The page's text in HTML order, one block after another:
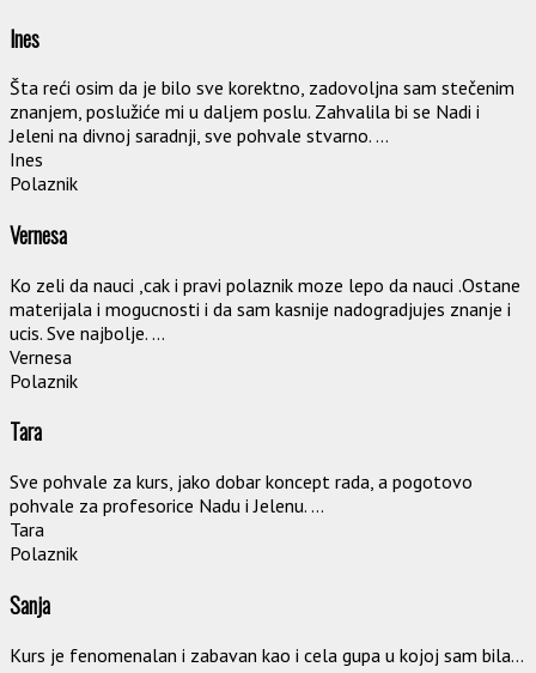
Ines
Šta reći osim da je bilo sve korektno, zadovoljna sam stečenim
znanjem, poslužiće mi u daljem poslu. Zahvalila bi se Nadi i
Jeleni na divnoj saradnji, sve pohvale stvarno. ...
Ines
Polaznik
Vernesa
Ko zeli da nauci ,cak i pravi polaznik moze lepo da nauci .Ostane
materijala i mogucnosti i da sam kasnije nadogradjujes znanje i
ucis. Sve najbolje. ...
Vernesa
Polaznik
Tara
Sve pohvale za kurs, jako dobar koncept rada, a pogotovo
pohvale za profesorice Nadu i Jelenu. ...
Tara
Polaznik
Sanja
Kurs je fenomenalan i zabavan kao i cela gupa u kojoj sam bila...